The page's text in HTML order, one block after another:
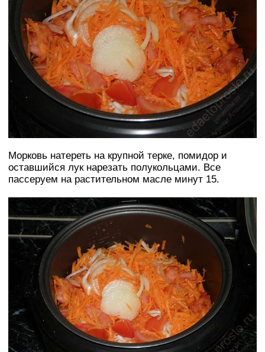
Морковь натереть на крупной терке, помидор и
оставшийся лук нарезать полукольцами. Все
пассеруем на растительном масле минут 15.